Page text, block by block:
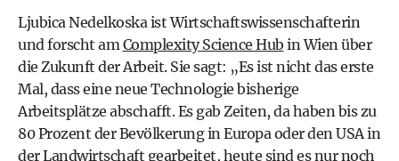
Ljubica Nedelkoska ist Wirtschaftswissenschafterin
und forscht am ­Complexity Science Hub in Wien über
die Zukunft der Arbeit. Sie sagt: „Es ist nicht das erste
Mal, dass eine neue Technologie bisherige
Arbeitsplätze abschafft. Es gab Zeiten, da haben bis zu
80 Prozent der Bevölkerung in Europa oder den USA in
der Landwirtschaft gearbeitet, heute sind es nur noch